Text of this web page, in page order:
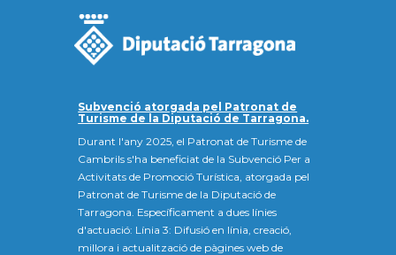
Subvenció atorgada pel Patronat de
Turisme de la Diputació de Tarragona.
Durant l'any 2025, el Patronat de Turisme de
Cambrils s'ha beneficiat de la Subvenció Per a
Activitats de Promoció Turística, atorgada pel
Patronat de Turisme de la Diputació de
Tarragona. Específicament a dues línies
d'actuació: Línia 3: Difusió en línia, creació,
millora i actualització de pàgines web de